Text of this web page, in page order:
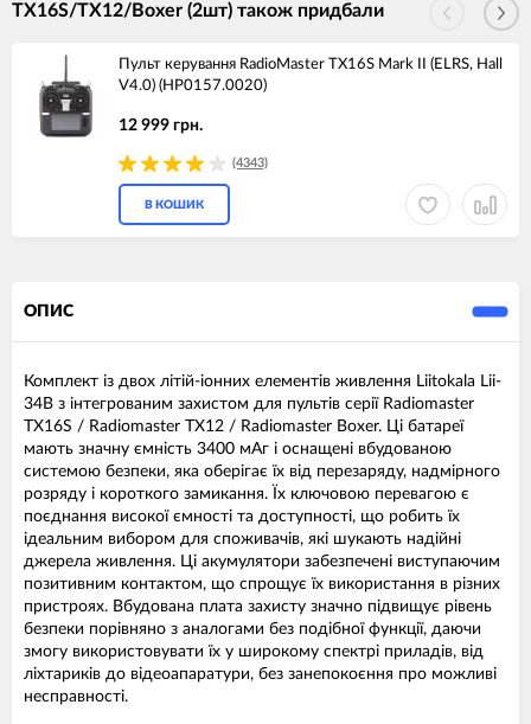
TX16S/TX12/Boxer (2шт) також придбали
Пульт керування RadioMaster TX16S Mark II (ELRS, Hall
V4.0) (HP0157.0020)
12 999 грн.
(4343)
В КОШИК
ОПИС
Комплект із двох літій-іонних елементів живлення Liitokala Lii-
34B з інтегрованим захистом для пультів серії Radiomaster
TX16S / Radiomaster TX12 / Radiomaster Boxer. Ці батареї
мають значну ємність 3400 мАг і оснащені вбудованою
системою безпеки, яка оберігає їх від перезаряду, надмірного
розряду і короткого замикання. Їх ключовою перевагою є
поєднання високої ємності та доступності, що робить їх
ідеальним вибором для споживачів, які шукають надійні
джерела живлення. Ці акумулятори забезпечені виступаючим
позитивним контактом, що спрощує їх використання в різних
пристроях. Вбудована плата захисту значно підвищує рівень
безпеки порівняно з аналогами без подібної функції, даючи
змогу використовувати їх у широкому спектрі приладів, від
ліхтариків до відеоапаратури, без занепокоєння про можливі
несправності.